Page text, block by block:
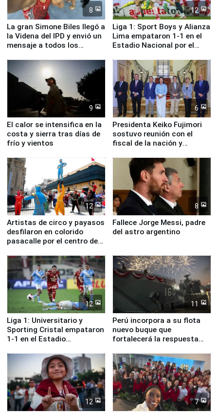
8
La gran Simone Biles llegó a
la Videna del IPD y envió un
mensaje a todos los
12
Liga 1: Sport Boys y Alianza
Lima empataron 1-1 en el
Estadio Nacional por el
9
El calor se intensifica en la
costa y sierra tras días de
frío y vientos
6
Presidenta Keiko Fujimori
sostuvo reunión con el
fiscal de la nación y
12
Artistas de circo y payasos
desfilaron en colorido
pasacalle por el centro de
8
Fallece Jorge Messi, padre
del astro argentino
12
Liga 1: Universitario y
Sporting Cristal empataron
1-1 en el Estadio
11
Perú incorpora a su flota
nuevo buque que
fortalecerá la respuesta
12 7